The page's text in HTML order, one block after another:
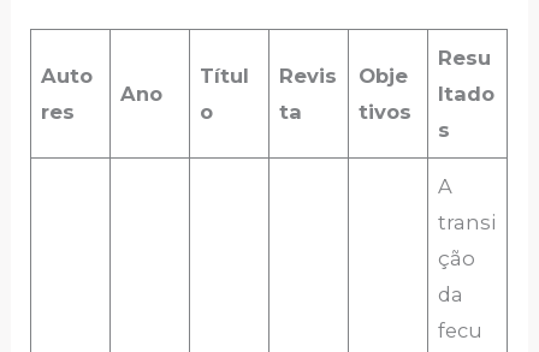
Auto
res
Ano
Títul
o
Revis
ta
Obje
tivos
Resu
ltado
s
A
transi
ção
da
fecu